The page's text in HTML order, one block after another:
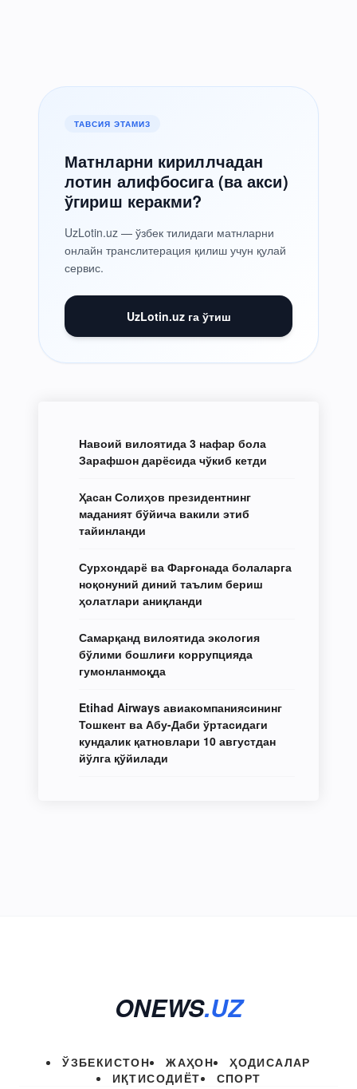
ТАВСИЯ ЭТАМИЗ
Матнларни кириллчадан
лотин алифбосига (ва акси)
ўгириш керакми?
UzLotin.uz — ўзбек тилидаги матнларни
онлайн транслитерация қилиш учун қулай
сервис.
UzLotin.uz га ўтиш
Навоий вилоятида 3 нафар бола
Зарафшон дарёсида чўкиб кетди
Ҳасан Солиҳов президентнинг
маданият бўйича вакили этиб
тайинланди
Сурхондарё ва Фарғонада болаларга
ноқонуний диний таълим бериш
ҳолатлари аниқланди
Самарқанд вилоятида экология
бўлими бошлиғи коррупцияда
гумонланмоқда
Etihad Airways авиакомпаниясининг
Тошкент ва Абу-Даби ўртасидаги
кундалик қатновлари 10 августдан
йўлга қўйилади
ONEWS.UZ
ЎЗБЕКИСТОН ЖАҲОН
ҲОДИСАЛАР
ИҚТИСОДИЁТ
СПОРТ